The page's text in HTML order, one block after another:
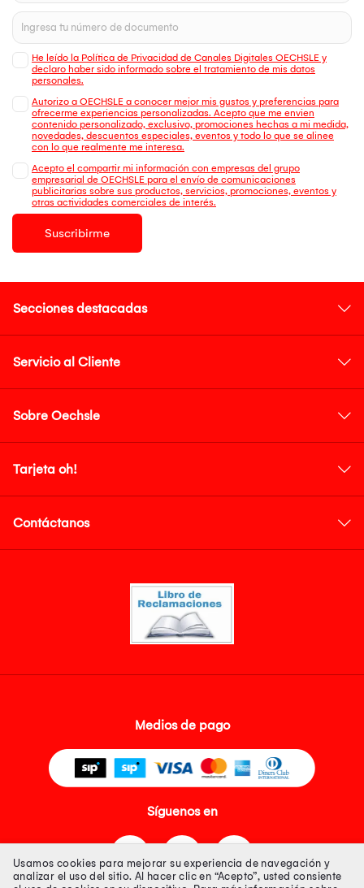
He leído la Política de Privacidad de Canales Digitales OECHSLE y
declaro haber sido informado sobre el tratamiento de mis datos
personales.
Autorizo a OECHSLE a conocer mejor mis gustos y preferencias para
ofrecerme experiencias personalizadas. Acepto que me envien
contenido personalizado, exclusivo, promociones hechas a mi medida,
novedades, descuentos especiales, eventos y todo lo que se alinee
con lo que realmente me interesa.
Acepto el compartir mi información con empresas del grupo
empresarial de OECHSLE para el envío de comunicaciones
publicitarias sobre sus productos, servicios, promociones, eventos y
otras actividades comerciales de interés.
Suscribirme
Secciones destacadas
Servicio al Cliente
Sobre Oechsle
Tarjeta oh!
Contáctanos
Medios de pago
Síguenos en
Usamos cookies para mejorar su experiencia de navegación y
analizar el uso del sitio. Al hacer clic en “Acepto”, usted consiente